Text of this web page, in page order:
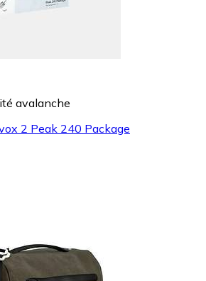
avalanche
2 Peak 240 Package